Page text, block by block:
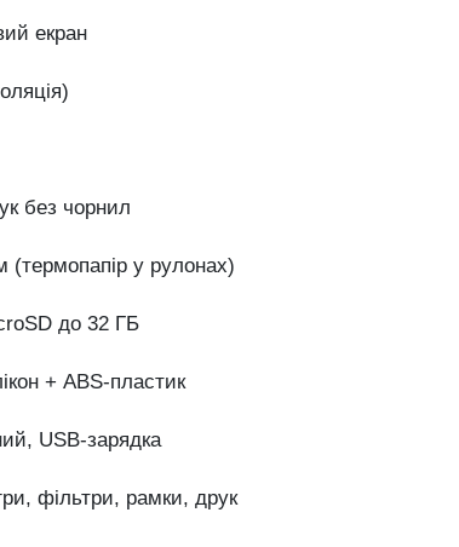
екран
без чорнил
(термопапір у рулонах)
до 32 ГБ
+ ABS-пластик
USB-зарядка
фільтри, рамки, друк